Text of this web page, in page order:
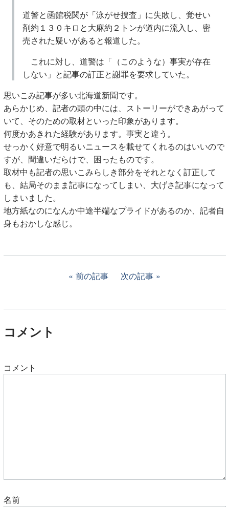
道警と函館税関が「泳がせ捜査」に失敗し、覚せい
剤約１３０キロと大麻約２トンが道内に流入し、密
売された疑いがあると報道した。
これに対し、道警は「（このような）事実が存在
しない」と記事の訂正と謝罪を要求していた。
思いこみ記事が多い北海道新聞です。
あらかじめ、記者の頭の中には、ストーリーができあがって
いて、そのための取材といった印象があります。
何度かあきれた経験があります。事実と違う。
せっかく好意で明るいニュースを載せてくれるのはいいので
すが、間違いだらけで、困ったものです。
取材中も記者の思いこみらしき部分をそれとなく訂正して
も、結局そのまま記事になってしまい、大げさ記事になって
しまいました。
地方紙なのになんか中途半端なプライドがあるのか、記者自
身もおかしな感じ。
前の記事 次の記事
コメント
コメント
名前